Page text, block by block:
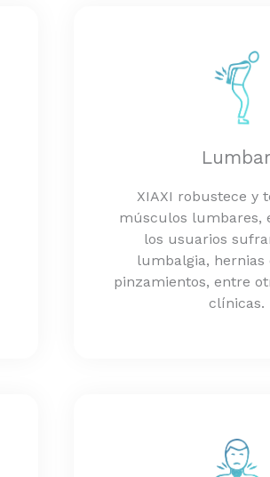
Lumbar
XIAXI robustece y
músculos lumbares,
los usuarios
lumbalgia, hernias
pinzamientos, entre
clínicas.